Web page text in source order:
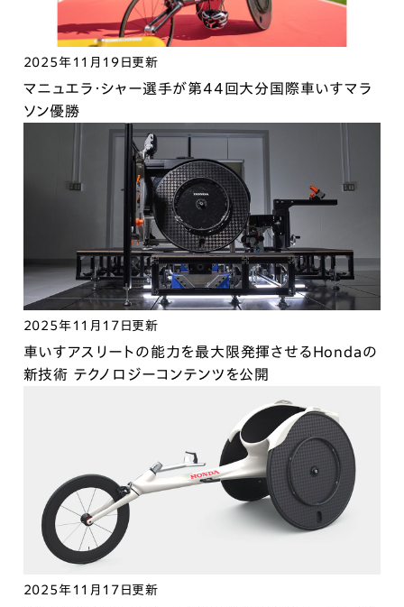
2025年11月19日更新
マニュエラ・シャー選手が第44回大分国際車いすマラ
ソン優勝
2025年11月17日更新
車いすアスリートの能力を最大限発揮させるHondaの
新技術 テクノロジーコンテンツを公開
2025年11月17日更新